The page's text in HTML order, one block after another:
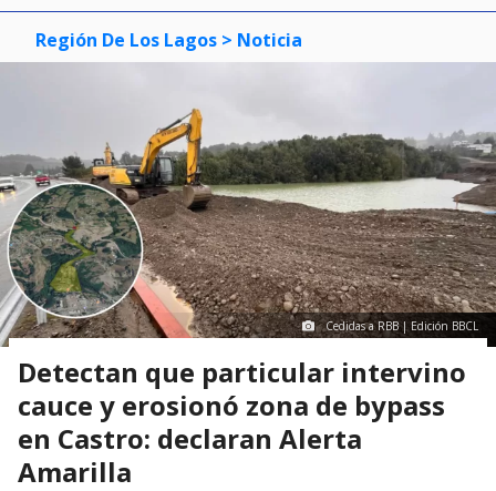
Región De Los Lagos > Noticia
Cedidas a RBB | Edición BBCL
Detectan que particular intervino
cauce y erosionó zona de bypass
en Castro: declaran Alerta
Amarilla